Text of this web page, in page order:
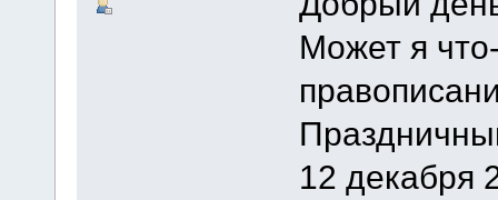
Может я
12 декабря